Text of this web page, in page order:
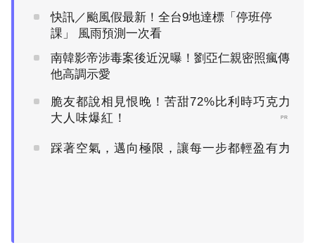
快訊／颱風假最新！全台9地達標「停班停
課」 風雨預測一次看
南韓影帝涉毒案後近況曝！劉亞仁親密照瘋傳
他高調示愛
脆友都說相見恨晚！苦甜72%比利時巧克力
大人味爆紅！
PR
踩著空氣，邁向極限，讓每一步都輕盈有力
PR